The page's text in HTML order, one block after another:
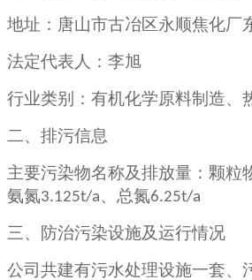
地址：唐山市古冶区永顺焦化厂
法定代表人：李旭
行业类别：有机化学原料制造、
二、排污信息
主要污染物名称及排放量：颗粒
氨氮3.125t/a、总氮6.25t/a
三、防治污染设施及运行情况
公司共建有污水处理设施一套、